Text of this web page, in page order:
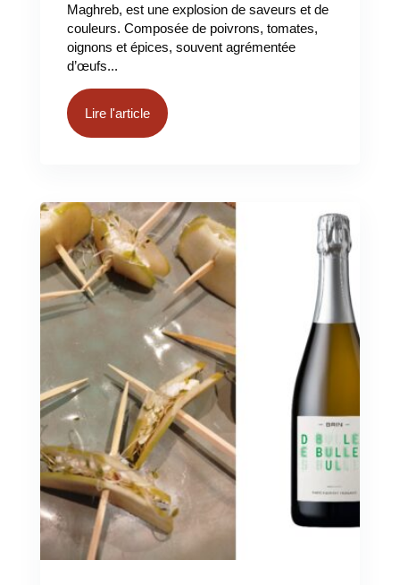
Maghreb, est une explosion de saveurs et de
couleurs. Composée de poivrons, tomates,
oignons et épices, souvent agrémentée
d’œufs...
Lire l'article